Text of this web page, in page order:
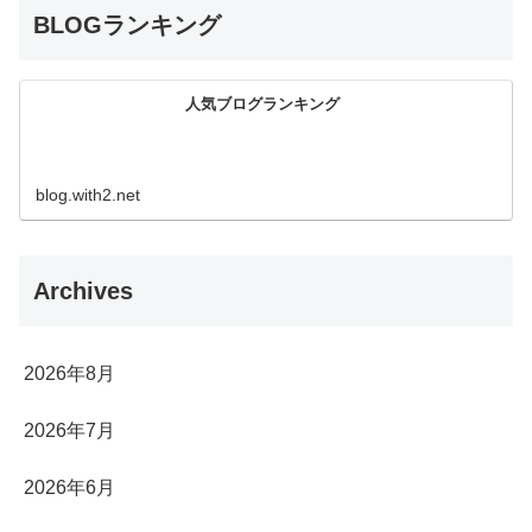
BLOGランキング
人気ブログランキング
blog.with2.net
Archives
2026年8月
2026年7月
2026年6月